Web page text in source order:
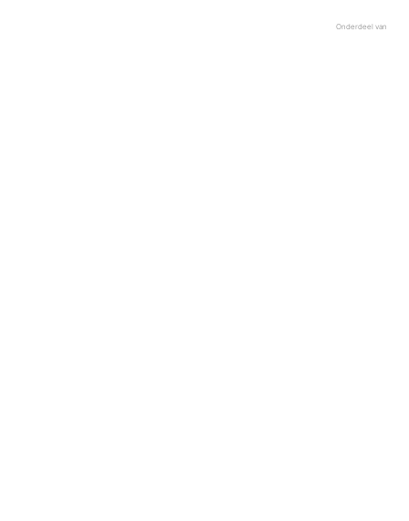
Onderdeel van